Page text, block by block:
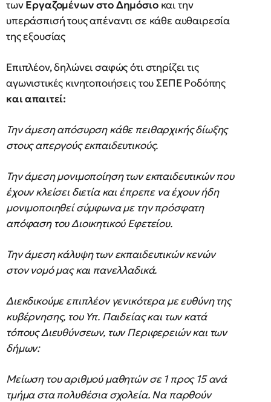
τωνΕργαζομένων στο Δημόσιοκαι την
υπεράσπισή τους απέναντι σε κάθε αυθαιρεσία
της εξουσίας
Επιπλέον, δηλώνει σαφώς ότι στηρίζει τις
αγωνιστικές κινητοποιήσεις του ΣΕΠΕ Ροδόπης
και απαιτεί:
Την άμεση απόσυρση κάθε πειθαρχικής δίωξης
στους απεργούς εκπαιδευτικούς.
Την άμεση μονιμοποίηση των εκπαιδευτικών που
έχουν κλείσει διετία και έπρεπε να έχουν ήδη
μονιμοποιηθεί σύμφωνα με την πρόσφατη
απόφαση του Διοικητικού Εφετείου.
Την άμεση κάλυψη των εκπαιδευτικών κενών
στον νομό μας και πανελλαδικά.
Διεκδικούμε επιπλέον γενικότερα με ευθύνη της
κυβέρνησης, του Υπ. Παιδείας και των κατά
τόπους Διευθύνσεων, των Περιφερειών και των
δήμων:
Μείωση του αριθμού μαθητών σε 1 προς 15 ανά
τμήμα στα πολυθέσια σχολεία. Να παρθούν